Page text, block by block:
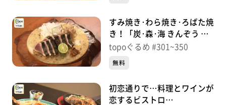
すみ焼き･わら焼き･ろばた焼
き！「炭･森･海 きんぞう 仙
台駅東口店」（宮城野区榴
topoぐるめ #301~350
無料
初恋通りで…料理とワインが
恋するビストロ